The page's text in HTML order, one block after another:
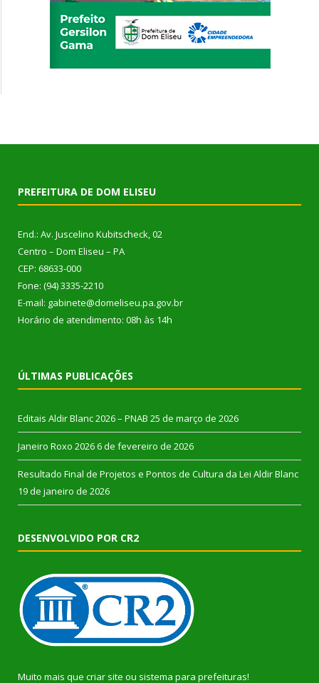
PREFEITURA DE DOM ELISEU
End.: Av. Juscelino Kubitscheck, 02
Centro – Dom Eliseu – PA
CEP: 68633-000
Fone: (94) 3335-2210
E-mail: gabinete@domeliseu.pa.gov.br
Horário de atendimento: 08h às 14h
ÚLTIMAS PUBLICAÇÕES
Editais Aldir Blanc 2026 – PNAB 25 de março de 2026
Janeiro Roxo 2026 6 de fevereiro de 2026
Resultado Final de Projetos e Pontos de Cultura da Lei Aldir Blanc
19 de janeiro de 2026
DESENVOLVIDO POR CR2
Muito mais que criar site ou sistema para prefeituras!